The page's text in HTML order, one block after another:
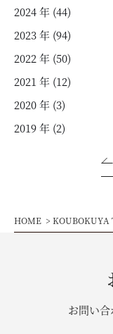
2024 年 (44)
2023 年 (94)
2022 年 (50)
2021 年 (12)
2020 年 (3)
2019 年 (2)
HOME KOUBOKUYA
お問い